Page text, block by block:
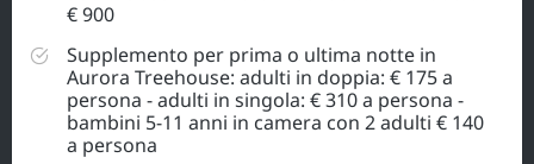
€ 900
Supplemento per prima o ultima notte in
Aurora Treehouse: adulti in doppia: € 175 a
persona - adulti in singola: € 310 a persona -
bambini 5-11 anni in camera con 2 adulti € 140
a persona